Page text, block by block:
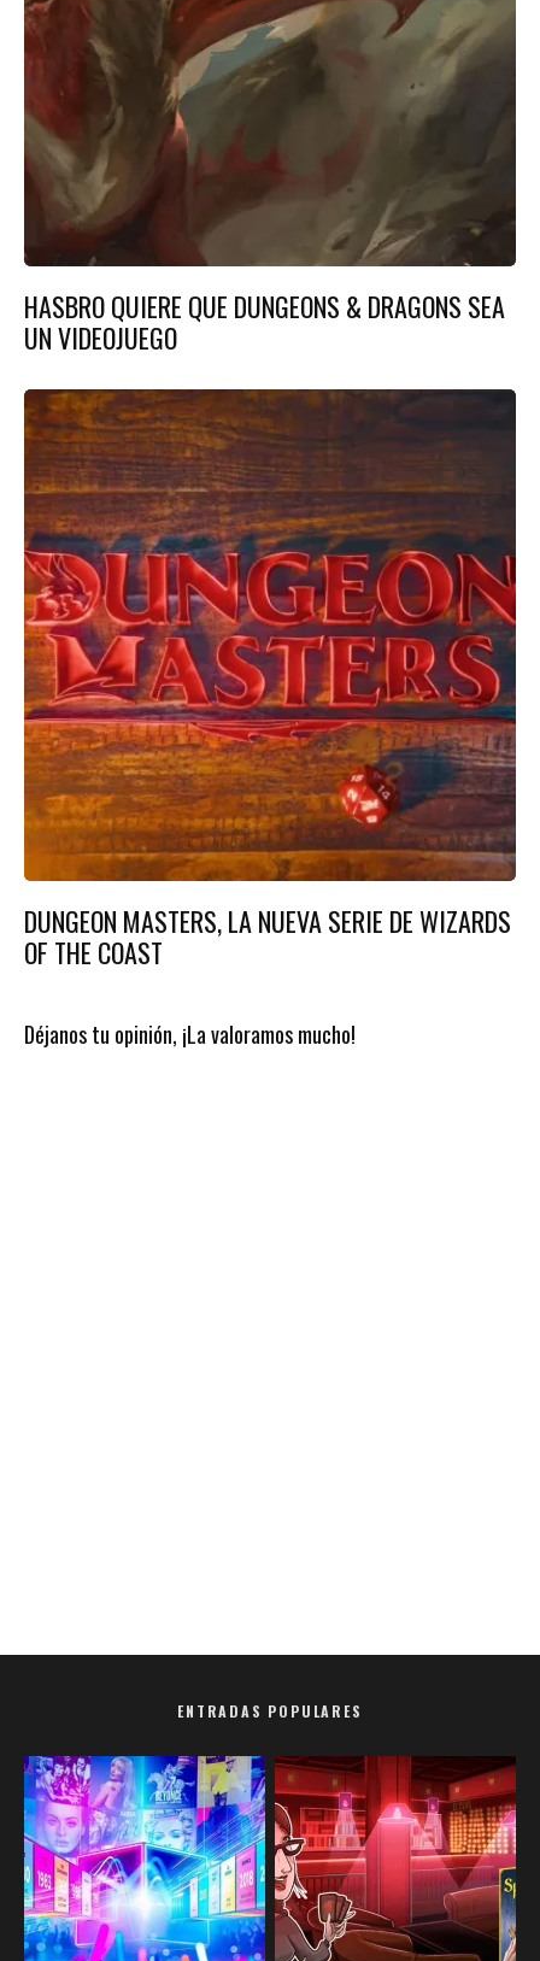
HASBRO QUIERE QUE DUNGEONS & DRAGONS SEA
UN VIDEOJUEGO
DUNGEON MASTERS, LA NUEVA SERIE DE WIZARDS
OF THE COAST
Déjanos tu opinión, ¡La valoramos mucho!
ENTRADAS POPULARES